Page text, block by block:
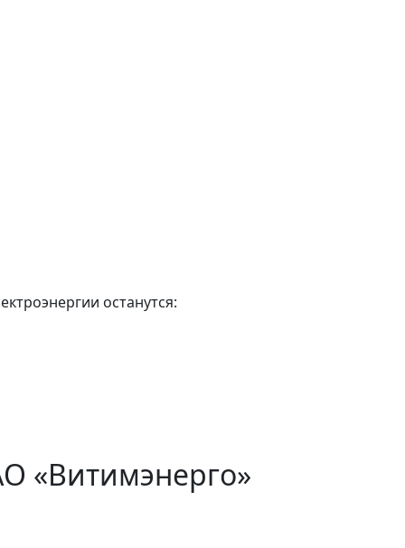
останутся:
«Витимэнерго»